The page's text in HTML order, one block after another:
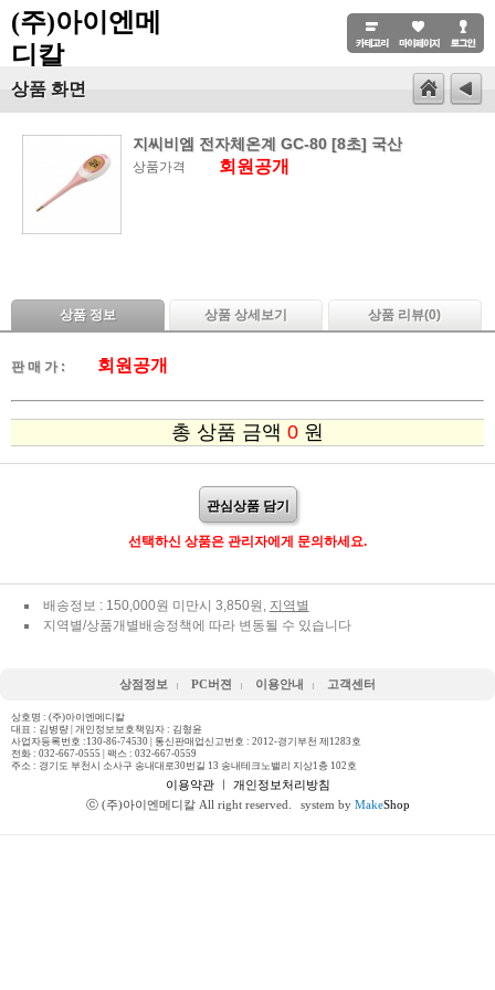
(주)아이엔메
디칼
상품 화면
지씨비엠 전자체온계 GC-80 [8초] 국산
상품가격 회원공개
상품 정보 상품 상세보기 상품 리뷰(0)
판 매 가 : 회원공개
총 상품 금액 0 원
관심상품 담기
선택하신 상품은 관리자에게 문의하세요.
배송정보 : 150,000원 미만시 3,850원, 지역별
지역별/상품개별배송정책에 따라 변동될 수 있습니다
상점정보 PC버젼 이용안내 고객센터
상호명 : (주)아이엔메디칼
대표 : 김병량 | 개인정보보호책임자 : 김형윤
사업자등록번호 :130-86-74530 | 통신판매업신고번호 : 2012-경기부천 제1283호
전화 : 032-667-0555 | 팩스 : 032-667-0559
주소 : 경기도 부천시 소사구 송내대로30번길 13 송내테크노밸리 지상1층 102호
이용약관ㅣ 개인정보처리방침
ⓒ (주)아이엔메디칼 All right reserved.
system by MakeShop